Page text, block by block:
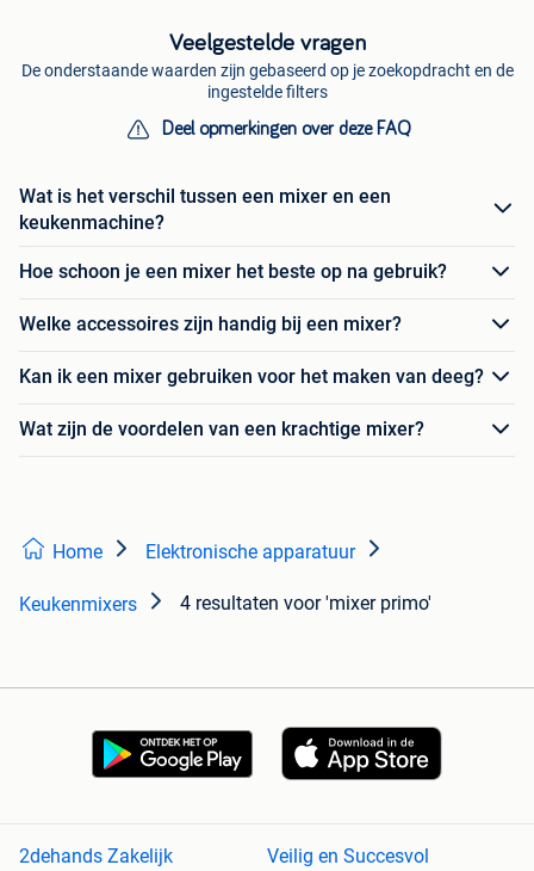
Veelgestelde vragen
De onderstaande waarden zijn gebaseerd op je zoekopdracht en de
ingestelde filters
Deel opmerkingen over deze FAQ
Wat is het verschil tussen een mixer en een
keukenmachine?
Hoe schoon je een mixer het beste op na gebruik?
Welke accessoires zijn handig bij een mixer?
Kan ik een mixer gebruiken voor het maken van deeg?
Wat zijn de voordelen van een krachtige mixer?
Home Elektronische apparatuur
Keukenmixers 4 resultaten voor 'mixer primo'
2dehands Zakelijk Veilig en Succesvol